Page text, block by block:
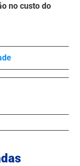
no custo do